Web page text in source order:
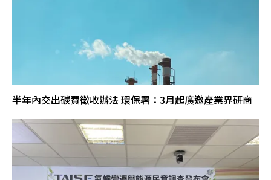
半年內交出碳費徵收辦法 環保署：3月起廣邀產業界研商